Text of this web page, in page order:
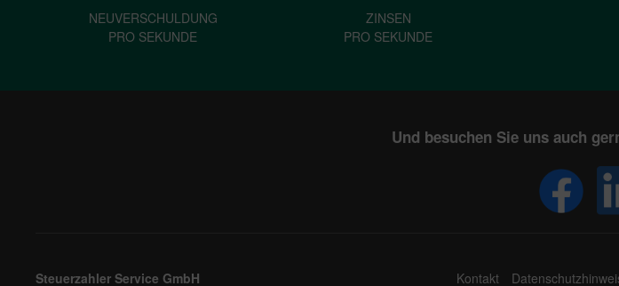
NEUVERSCHULDUNG
PRO SEKUNDE
ZINSEN
PRO SEKUNDE
Und besuchen Sie uns auch
Steuerzahler Service GmbH Kontakt